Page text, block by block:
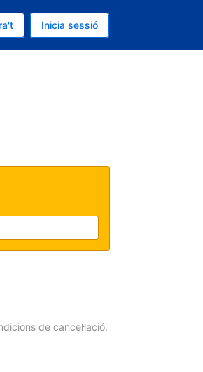
Inicia sessió
de cancel·lació.